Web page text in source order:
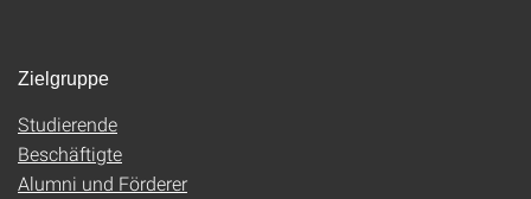
Zielgruppe
Studierende
Beschäftigte
Alumni und Förderer